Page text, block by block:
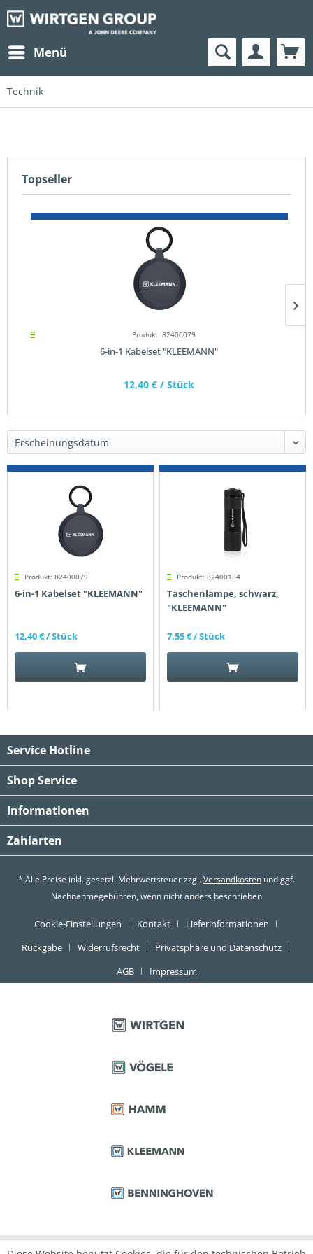
Menü
Technik
Topseller
Produkt: 82400079
6-in-1 Kabelset "KLEEMANN"
12,40 € / Stück
Produkt: 82400079
6-in-1 Kabelset "KLEEMANN"
12,40 €/ Stück
Produkt: 82400134
Taschenlampe, schwarz,
"KLEEMANN"
7,55 €/ Stück
Service Hotline
Shop Service
Informationen
Zahlarten
* Alle Preise inkl. gesetzl. Mehrwertsteuer zzgl.Versandkosten und ggf.
Nachnahmegebühren, wenn nicht anders beschrieben
Cookie-Einstellungen Kontakt
Lieferinformationen
Rückgabe
Widerrufsrecht
Privatsphäre und Datenschutz
AGB
Impressum